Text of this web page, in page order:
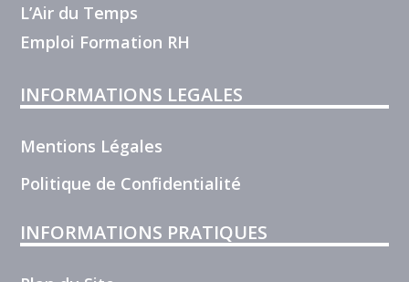
L’Air du Temps
Emploi Formation RH
INFORMATIONS LEGALES
Mentions Légales
Politique de Confidentialité
INFORMATIONS PRATIQUES